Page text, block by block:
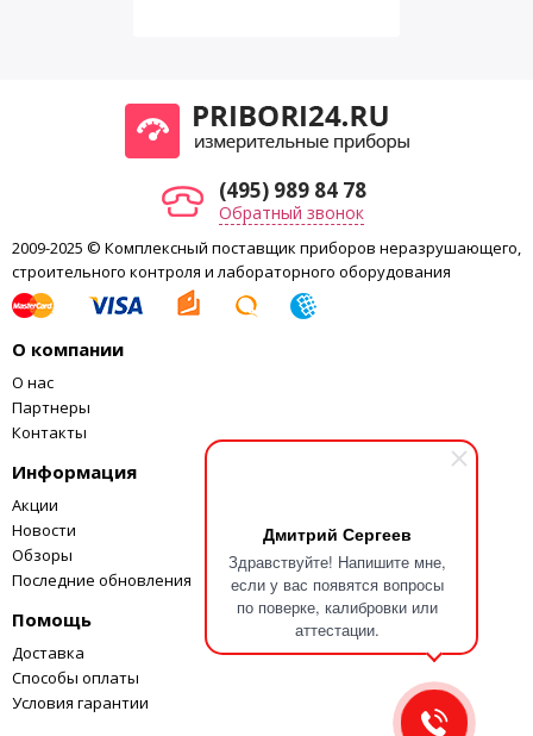
Дмитрий Сергеев
Здравствуйте! Напишите мне,
если у вас появятся вопросы
по поверке, калибровки или
аттестации.
(495) 989 84 78
Обратный звонок
2009-2025 © Комплексный поставщик приборов неразрушающего,
строительного контроля и лабораторного оборудования
О компании
О нас
Партнеры
Контакты
Информация
Акции
Новости
Обзоры
Последние обновления
Помощь
Доставка
Способы оплаты
Условия гарантии